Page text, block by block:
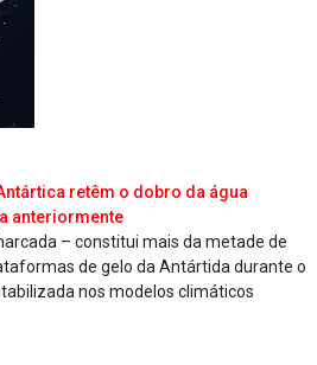
retêm o dobro da água
anteriormente
– constitui mais da metade de
de gelo da Antártida durante o
nos modelos climáticos